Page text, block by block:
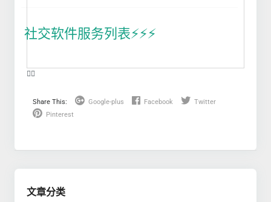
社交软件服务列表⚡️⚡️⚡️
❤️‍🔥
Share This: Google-plus Facebook
Twitter
Pinterest
文章分类